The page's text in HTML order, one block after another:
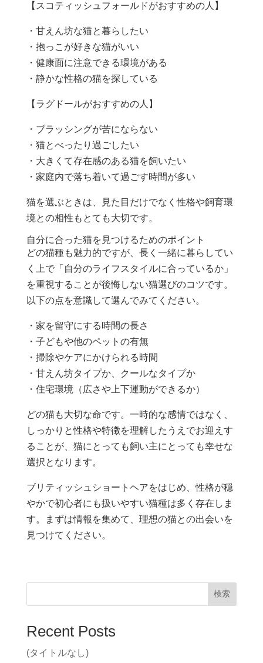
【スコティッシュフォールドがおすすめの人】
・甘えん坊な猫と暮らしたい
・抱っこが好きな猫がいい
・健康面に注意できる環境がある
・静かな性格の猫を探している
【ラグドールがおすすめの人】
・ブラッシングが苦にならない
・猫とべったり過ごしたい
・大きくて存在感のある猫を飼いたい
・家庭内で落ち着いて過ごす時間が多い
猫を選ぶときは、見た目だけでなく性格や飼育環
境との相性もとても大切です。
自分に合った猫を見つけるためのポイント
どの猫種も魅力的ですが、長く一緒に暮らしてい
く上で「自分のライフスタイルに合っているか」
を重視することが後悔しない猫選びのコツです。
以下の点を意識して選んでみてください。
・家を留守にする時間の長さ
・子どもや他のペットの有無
・掃除やケアにかけられる時間
・甘えん坊タイプか、クールなタイプか
・住宅環境（広さや上下運動ができるか）
どの猫も大切な命です。一時的な感情ではなく、
しっかりと性格や特徴を理解したうえでお迎えす
ることが、猫にとっても飼い主にとっても幸せな
選択となります。
ブリティッシュショートヘアをはじめ、性格が穏
やかで初心者にも扱いやすい猫種は多く存在しま
す。まずは情報を集めて、理想の猫との出会いを
見つけてください。
検索
Recent Posts
(タイトルなし)